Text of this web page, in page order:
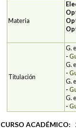
Materia
Titulación
G.
-
G.
-
G.
-
G.
-
CURSO ACADÉMICO: